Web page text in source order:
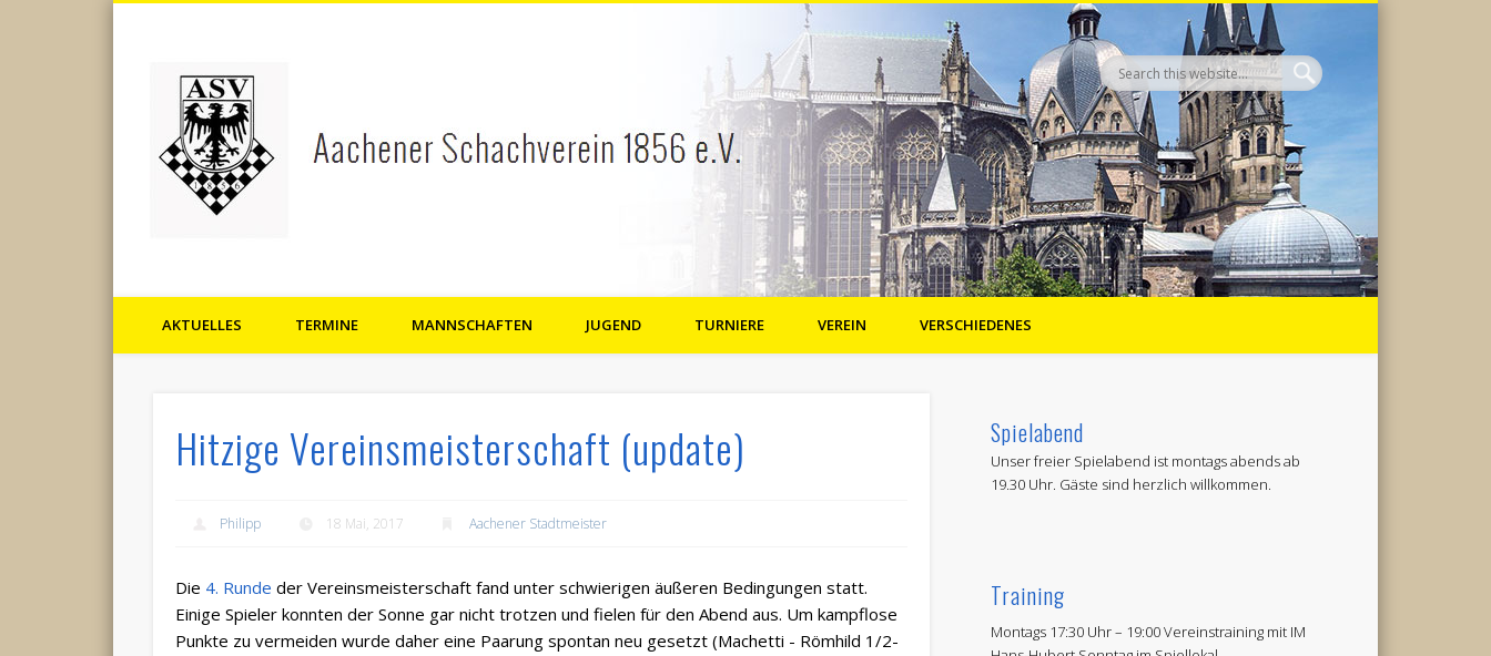
AKTUELLES TERMINE MANNSCHAFTEN JUGEND TURNIERE VEREIN VERSCHIEDENES
Hitzige Vereinsmeisterschaft (update)
Philipp 18 Mai, 2017 Aachener Stadtmeister
Die 4. Runde der Vereinsmeisterschaft fand unter schwierigen äußeren Bedingungen statt.
Einige Spieler konnten der Sonne gar nicht trotzen und fielen für den Abend aus. Um kampflose
Punkte zu vermeiden wurde daher eine Paarung spontan neu gesetzt (Machetti - Römhild 1/2-
Spielabend
Unser freier Spielabend ist montags abends ab
19.30 Uhr. Gäste sind herzlich willkommen.
Training
Montags 17:30 Uhr – 19:00 Vereinstraining mit IM